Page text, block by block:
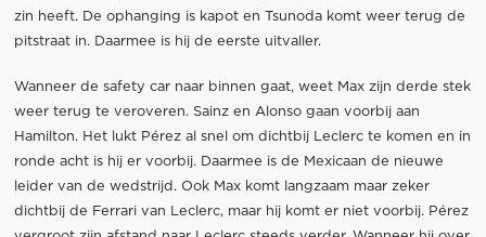
zin heeft. De ophanging is kapot en Tsunoda komt weer terug de
pitstraat in. Daarmee is hij de eerste uitvaller.
Wanneer de safety car naar binnen gaat, weet Max zijn derde stek
weer terug te veroveren. Sainz en Alonso gaan voorbij aan
Hamilton. Het lukt Pérez al snel om dichtbij Leclerc te komen en in
ronde acht is hij er voorbij. Daarmee is de Mexicaan de nieuwe
leider van de wedstrijd. Ook Max komt langzaam maar zeker
dichtbij de Ferrari van Leclerc, maar hij komt er niet voorbij. Pérez